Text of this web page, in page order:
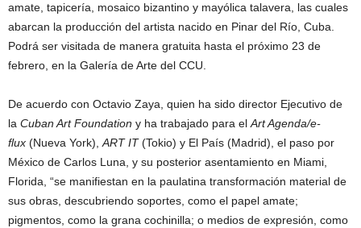
amate, tapicería, mosaico bizantino y mayólica talavera, las cuales
abarcan la producción del artista nacido en Pinar del Río, Cuba.
Podrá ser visitada de manera gratuita hasta el próximo 23 de
febrero, en la Galería de Arte del CCU.
De acuerdo con Octavio Zaya, quien ha sido director Ejecutivo de
la Cuban Art Foundation y ha trabajado para elArt Agenda/e-
flux (Nueva York),ART IT(Tokio) y El País (Madrid), el paso por
México de Carlos Luna, y su posterior asentamiento en Miami,
Florida, “se manifiestan en la paulatina transformación material de
sus obras, descubriendo soportes, como el papel amate;
pigmentos, como la grana cochinilla; o medios de expresión, como